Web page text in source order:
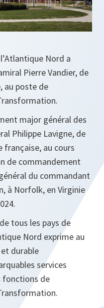
Nord a
Pierre Vandier, de
au poste de
major général des
Philippe Lavigne, de
française, au cours
de commandement
du commandant
à Norfolk, en Virginie
tous les pays de
Nord exprime au
durable
services
fonctions de